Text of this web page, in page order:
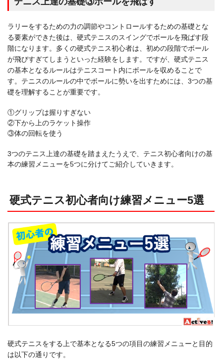
ラリーをするための力の調節やコントロールするための基礎とな
る要素ができた後は、硬式テニスのスイングでボールを飛ばす段
階になります。多くの硬式テニス初心者は、初めの段階でボール
が飛びすぎてしまうといった経験をします。ですが、硬式テニス
の基本となるルールはテニスコート内にボールを収めることで
す。テニスのルールの中でボールに勢いを出すためには、3つの基
礎を理解することが重要です。
①グリップは握りすぎない
②下から上のラケット操作
③体の回転を使う
3つのテニス上達の基礎を踏まえたうえで、テニス初心者向けの基
本の練習メニューを5つに分けてご紹介していきます。
硬式テニス初心者向け練習メニュー5選
硬式テニスをする上で基本となる5つの項目の練習メニューと目的
は以下の通りです。